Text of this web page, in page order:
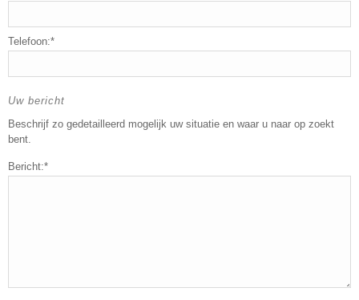
Telefoon:*
Uw bericht
Beschrijf zo gedetailleerd mogelijk uw situatie en waar u naar op zoekt
bent.
Bericht:*